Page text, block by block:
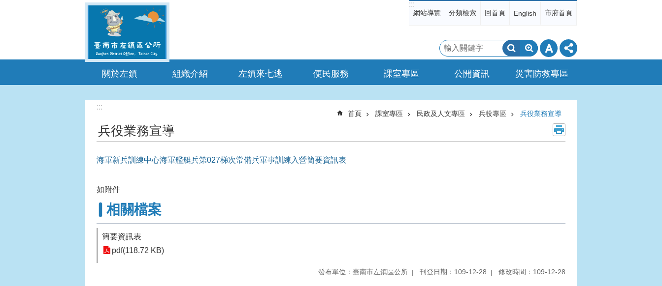
:::
網站導覽 分類檢索 回首頁 English 市府首頁
搜
尋
關於左鎮 組織介紹 左鎮來七逃 便民服務 課室專區 公開資訊 災害防救專區
:::
首頁 課室專區 民政及人文專區 兵役專區 兵役業務宣導
兵役業務宣導
海軍新兵訓練中心海軍艦艇兵第027梯次常備兵軍事訓練入營簡要資訊表
如附件
相關檔案
簡要資訊表
pdf(118.72 KB)
發布單位：臺南市左鎮區公所 刊登日期：109-12-28 修改時間：109-12-28